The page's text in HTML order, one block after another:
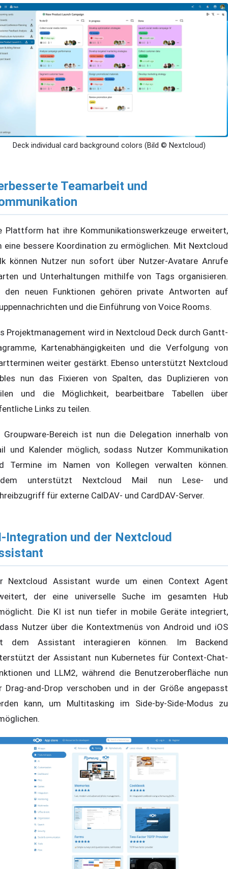
Deck individual card background colors (Bild © Nextcloud)
Teamarbeit und
Plattform hat ihre Kommunikationswerkzeuge erweitert,
eine bessere Koordination zu ermöglichen. Mit Nextcloud
können Nutzer nun sofort über Nutzer-Avatare Anrufe
und Unterhaltungen mithilfe von Tags organisieren.
den neuen Funktionen gehören private Antworten auf
und die Einführung von Voice Rooms.
Projektmanagement wird in Nextcloud Deck durch Gantt-
Kartenabhängigkeiten und die Verfolgung von
weiter gestärkt. Ebenso unterstützt Nextcloud
nun das Fixieren von Spalten, das Duplizieren von
und die Möglichkeit, bearbeitbare Tabellen über
Links zu teilen.
Groupware-Bereich ist nun die Delegation innerhalb von
und Kalender möglich, sodass Nutzer Kommunikation
Termine im Namen von Kollegen verwalten können.
unterstützt Nextcloud Mail nun Lese- und
für externe CalDAV- und CardDAV-Server.
Integration und der Nextcloud
Nextcloud Assistant wurde um einen Context Agent
der eine universelle Suche im gesamten Hub
Die KI ist nun tiefer in mobile Geräte integriert,
Nutzer über die Kontextmenüs von Android und iOS
dem Assistant interagieren können. Im Backend
der Assistant nun Kubernetes für Context-Chat-
und LLM2, während die Benutzeroberfläche nun
Drag-and-Drop verschoben und in der Größe angepasst
kann, um Multitasking im Side-by-Side-Modus zu